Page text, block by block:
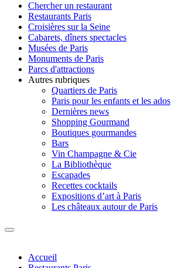
Chercher un restaurant
Restaurants Paris
Croisières sur la Seine
Cabarets, dîners spectacles
Musées de Paris
Monuments de Paris
Parcs d'attractions
Autres rubriques
Quartiers de Paris
Paris pour les enfants et les ados
Dernières news
Shopping Gourmand
Boutiques gourmandes
Bars
Vin Champagne & Cie
La Bibliothèque
Escapades
Recettes cocktails
Expositions d’art à Paris
Les châteaux autour de Paris
Accueil